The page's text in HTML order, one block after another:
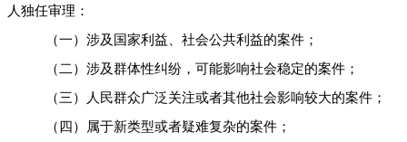
人独任审理：
（一）涉及国家利益、社会公共利益的案件；
（二）涉及群体性纠纷，可能影响社会稳定的案件；
（三）人民群众广泛关注或者其他社会影响较大的案件；
（四）属于新类型或者疑难复杂的案件；